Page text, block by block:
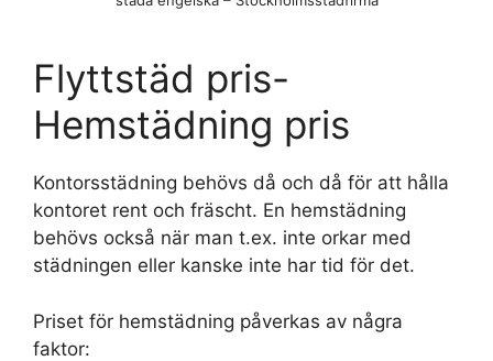
Flyttstäd pris-
Hemstädning pris
Kontorsstädning behövs då och då för att hålla
kontoret rent och fräscht. En hemstädning
behövs också när man t.ex. inte orkar med
städningen eller kanske inte har tid för det.
Priset för hemstädning påverkas av några
faktor: